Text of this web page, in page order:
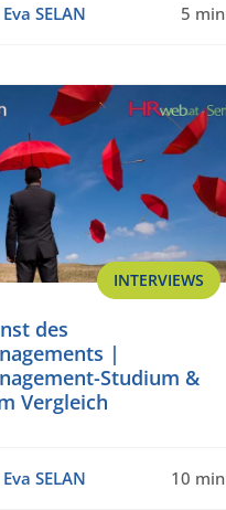
Eva SELAN 5 min
INTERVIEWS
des
|
Studium &
Vergleich
Eva SELAN 10 min